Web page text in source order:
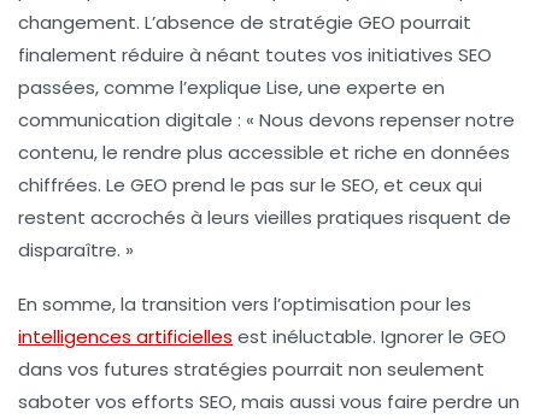
changement. L’absence de stratégie GEO pourrait
finalement réduire à néant toutes vos initiatives SEO
passées, comme l’explique Lise, une experte en
communication digitale : « Nous devons repenser notre
contenu, le rendre plus accessible et riche en données
chiffrées. Le GEO prend le pas sur le SEO, et ceux qui
restent accrochés à leurs vieilles pratiques risquent de
disparaître. »
En somme, la transition vers l’optimisation pour les
intelligences artificielles est inéluctable. Ignorer le GEO
dans vos futures stratégies pourrait non seulement
saboter vos efforts SEO, mais aussi vous faire perdre un